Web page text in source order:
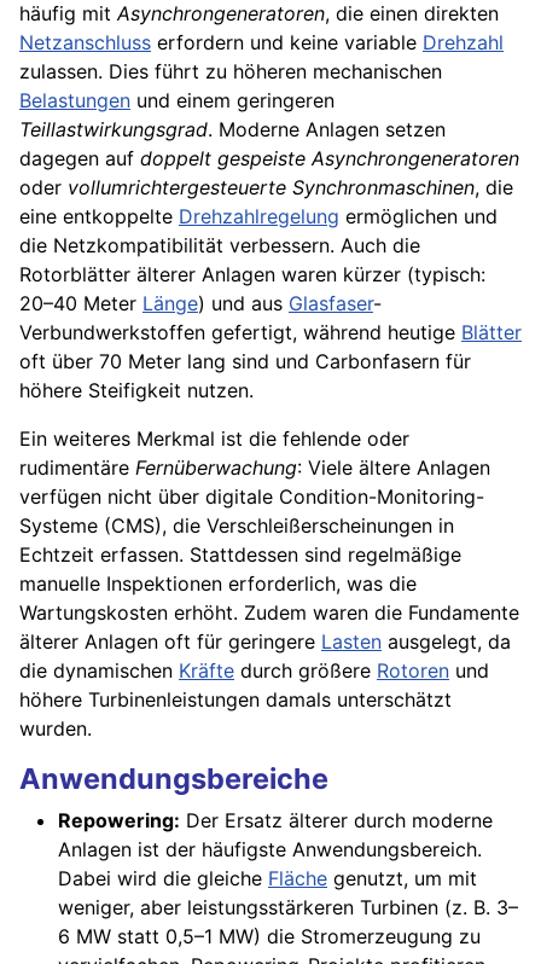
häufig mitAsynchrongeneratoren, die einen direkten
Netzanschluss erfordern und keine variable Drehzahl
zulassen. Dies führt zu höheren mechanischen
Belastungen und einem geringeren
Teillastwirkungsgrad. Moderne Anlagen setzen
dagegen auf doppelt gespeiste Asynchrongeneratoren
oder vollumrichtergesteuerte Synchronmaschinen, die
eine entkoppelte Drehzahlregelung ermöglichen und
die Netzkompatibilität verbessern. Auch die
Rotorblätter älterer Anlagen waren kürzer (typisch:
20–40 Meter Länge) und aus Glasfaser-
Verbundwerkstoffen gefertigt, während heutige Blätter
oft über 70 Meter lang sind und Carbonfasern für
höhere Steifigkeit nutzen.
Ein weiteres Merkmal ist die fehlende oder
rudimentäre Fernüberwachung: Viele ältere Anlagen
verfügen nicht über digitale Condition-Monitoring-
Systeme (CMS), die Verschleißerscheinungen in
Echtzeit erfassen. Stattdessen sind regelmäßige
manuelle Inspektionen erforderlich, was die
Wartungskosten erhöht. Zudem waren die Fundamente
älterer Anlagen oft für geringere Lasten ausgelegt, da
die dynamischen Kräfte durch größere Rotoren und
höhere Turbinenleistungen damals unterschätzt
wurden.
Anwendungsbereiche
Repowering: Der Ersatz älterer durch moderne
Anlagen ist der häufigste Anwendungsbereich.
Dabei wird die gleiche Fläche genutzt, um mit
weniger, aber leistungsstärkeren Turbinen (z. B. 3–
6 MW statt 0,5–1 MW) die Stromerzeugung zu